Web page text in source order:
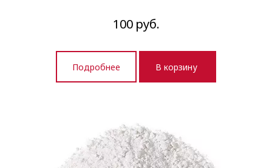
100 руб.
Подробнее В корзину